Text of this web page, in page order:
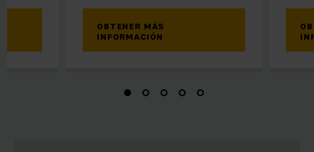
OBTENER MÁS
INFORMACIÓN